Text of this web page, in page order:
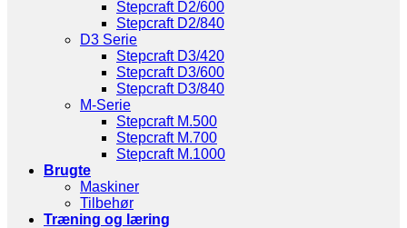
Stepcraft D2/600
Stepcraft D2/840
D3 Serie
Stepcraft D3/420
Stepcraft D3/600
Stepcraft D3/840
M-Serie
Stepcraft M.500
Stepcraft M.700
Stepcraft M.1000
Brugte
Maskiner
Tilbehør
Træning og læring